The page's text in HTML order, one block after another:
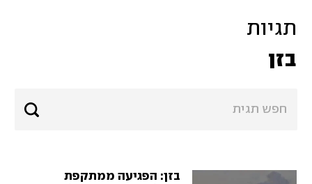
תגיות
בזן
בזן: הפגיעה ממתקפת